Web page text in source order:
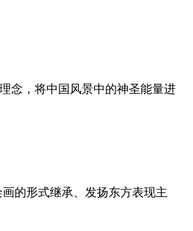
念，将中国风景中的神圣能量进
的形式继承、发扬东方表现主